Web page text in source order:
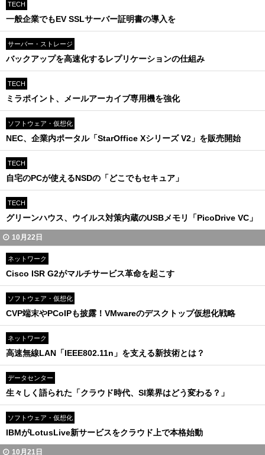
TECH
一般企業でもEV SSLサーバー証明書の導入を
サーバー・ストレージ
バックアップを高速化するレプリケーションの仕組み
TECH
ミラポイント、メールアーカイブ専用機を強化
ソフトウェア・仮想化
NEC、企業内ポータル「StarOffice Xシリーズ V2」を販売開始
TECH
自宅のPCが使えるNSDの「どこでもセキュア」
TECH
グリーンハウス、ウイルス対策内蔵のUSBメモリ「PicoDrive VC」
10月22日
ネットワーク
Cisco ISR G2がマルチサービス革命を起こす
ソフトウェア・仮想化
CVP端末やPCoIPも披露！VMwareのデスクトップ仮想化戦略
ネットワーク
高速無線LAN「IEEE802.11n」を支える新技術とは？
データセンター
生々しく語られた「クラウド時代、SI業界はどう変わる？」
ソフトウェア・仮想化
IBMがLotusLive新サービスをクラウド上で本格始動
10月21日